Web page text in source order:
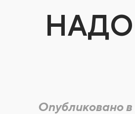
Опубликовано